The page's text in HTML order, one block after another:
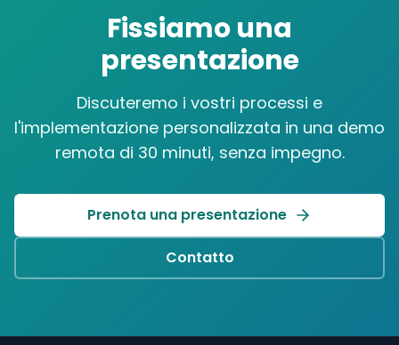
Fissiamo una
presentazione
Discuteremo i vostri processi e
l'implementazione personalizzata in una demo
remota di 30 minuti, senza impegno.
Prenota una presentazione
Contatto